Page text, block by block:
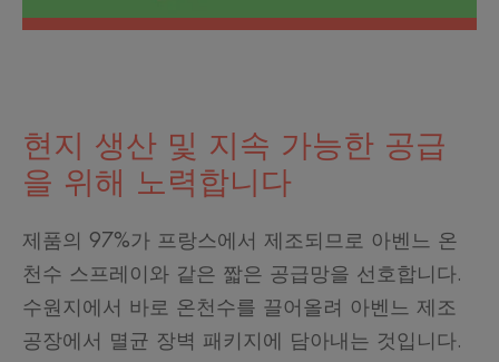
현지 생산 및 지속 가능한 공급
을 위해 노력합니다
제품의 97%가 프랑스에서 제조되므로 아벤느 온
천수 스프레이와 같은 짧은 공급망을 선호합니다.
수원지에서 바로 온천수를 끌어올려 아벤느 제조
공장에서 멸균 장벽 패키지에 담아내는 것입니다.